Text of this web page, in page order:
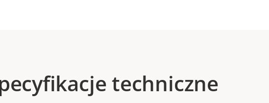
techniczne